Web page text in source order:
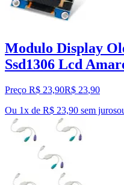
Modulo Display
Ssd1306 Lcd
Preço R$ 23,90R$ 23,90
Ou 1x de R$ 23,90 sem juros